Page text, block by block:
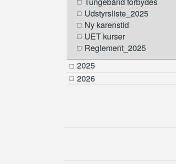
Udstyrsliste_2025
Ny karenstid
UET kurser
Reglement_2025
2025
2026